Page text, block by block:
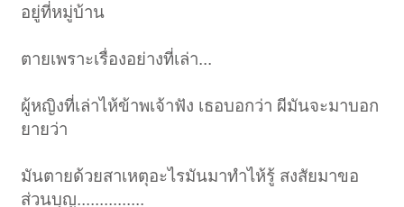
อยู่ที่หมู่บ้าน
ตายเพราะเรื่องอย่างที่เล่า...
ผู้หญิงที่เล่าไห้ข้าพเจ้าฟัง เธอบอกว่า ผีมันจะมาบอก
ยายว่า
มันตายด้วยสาเหตุอะไรมันมาทำไห้รู้ สงสัยมาขอ
ส่วนบุญ...............